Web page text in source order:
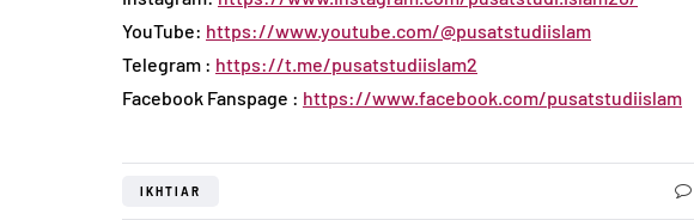
YouTube: https://www.youtube.com/@pusatstudiislam
Telegram : https://t.me/pusatstudiislam2
Facebook Fanspage : https://www.facebook.com/pusatstudiislam
IKHTIAR